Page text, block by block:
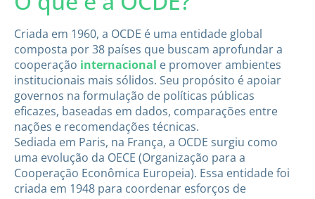
Criada em 1960, a OCDE é uma entidade global
composta por 38 países que buscam aprofundar a
cooperação internacional e promover ambientes
institucionais mais sólidos. Seu propósito é apoiar
governos na formulação de políticas públicas
eficazes, baseadas em dados, comparações entre
nações e recomendações técnicas.
Sediada em Paris, na França, a OCDE surgiu como
uma evolução da OECE (Organização para a
Cooperação Econômica Europeia). Essa entidade foi
criada em 1948 para coordenar esforços de